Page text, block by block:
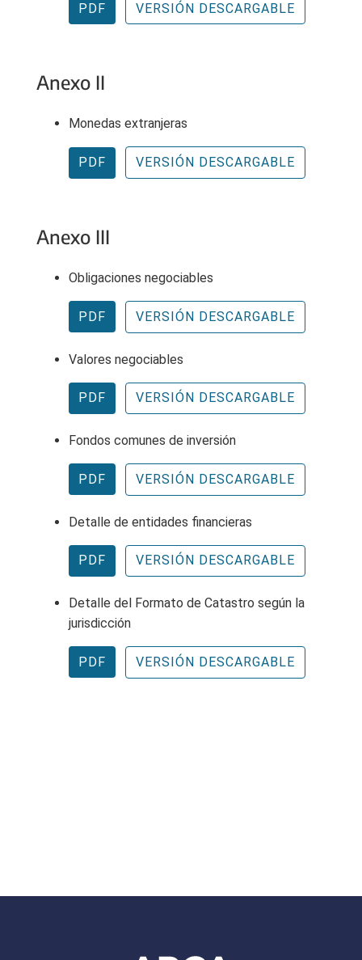
PDF VERSIÓN DESCARGABLE
Anexo II
Monedas extranjeras
PDF VERSIÓN DESCARGABLE
Anexo III
Obligaciones negociables
PDF VERSIÓN DESCARGABLE
Valores negociables
PDF VERSIÓN DESCARGABLE
Fondos comunes de inversión
PDF VERSIÓN DESCARGABLE
Detalle de entidades financieras
PDF VERSIÓN DESCARGABLE
Detalle del Formato de Catastro según la
jurisdicción
PDF VERSIÓN DESCARGABLE